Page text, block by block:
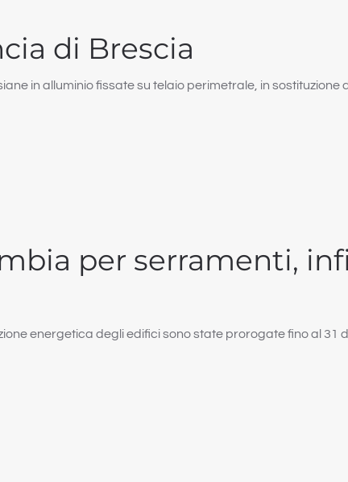
di Brescia
in alluminio fissate su telaio perimetrale, in sostituzione
per serramenti,
energetica degli edifici sono state prorogate fino al 31